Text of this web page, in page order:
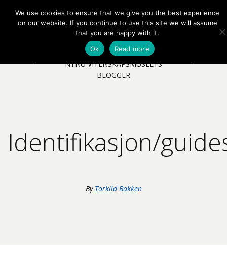
MENY EN NB
NTNU VITENSKAPSMUSEETS
BLOGGER
Identifikasjon/
By Torkild Bakken
We use cookies to ensure that we give you the best experience
on our website. If you continue to use this site we will assume
that you are happy with it.
Ok
Read more